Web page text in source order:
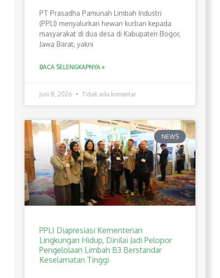
PT Prasadha Pamunah Limbah Industri
(PPLI) menyalurkan hewan kurban kepada
masyarakat di dua desa di Kabupaten Bogor,
Jawa Barat, yakni
BACA SELENGKAPNYA »
Juni 8, 2026 Tidak ada komentar
NEWS
PPLI Diapresiasi Kementerian
Lingkungan Hidup, Dinilai Jadi Pelopor
Pengelolaan Limbah B3 Berstandar
Keselamatan Tinggi